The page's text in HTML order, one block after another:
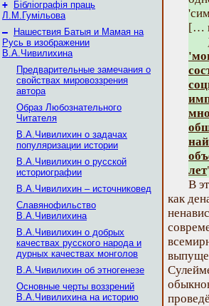
+
Бібліографія праць
Л.М.Гумільова
–
Нашествия Батыя и Мамая на
Русь в изображении
В.А.Чивилихина
Предварительные замечания о
свойствах мировоззрения
автора
Образ Любознательного
Читателя
В.А.Чивилихин о задачах
популяризации истории
В.А.Чивилихин о русской
историографии
В.А.Чивилихин – источниковед
Славянофильство
В.А.Чивилихина
В.А.Чивилихин о добрых
качествах русского народа и
дурных качествах монголов
В.А.Чивилихин об этногенезе
Основные черты воззрений
В.А.Чивилихина на историю
[…
лет
В
как